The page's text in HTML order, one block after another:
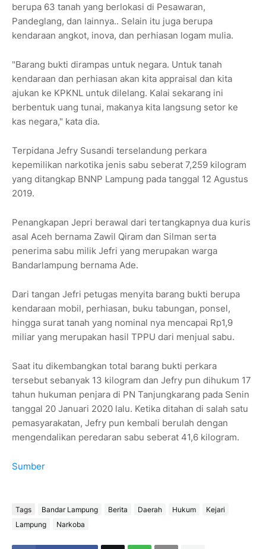
berupa 63 tanah yang berlokasi di Pesawaran,
Pandeglang, dan lainnya.. Selain itu juga berupa
kendaraan angkot, inova, dan perhiasan logam mulia.
"Barang bukti dirampas untuk negara. Untuk tanah
kendaraan dan perhiasan akan kita appraisal dan kita
ajukan ke KPKNL untuk dilelang. Kalai sekarang ini
berbentuk uang tunai, makanya kita langsung setor ke
kas negara," kata dia.
Terpidana Jefry Susandi terselandung perkara
kepemilikan narkotika jenis sabu seberat 7,259 kilogram
yang ditangkap BNNP Lampung pada tanggal 12 Agustus
2019.
Penangkapan Jepri berawal dari tertangkapnya dua kuris
asal Aceh bernama Zawil Qiram dan Silman serta
penerima sabu milik Jefri yang merupakan warga
Bandarlampung bernama Ade.
Dari tangan Jefri petugas menyita barang bukti berupa
kendaraan mobil, perhiasan, buku tabungan, ponsel,
hingga surat tanah yang nominal nya mencapai Rp1,9
miliar yang merupakan hasil TPPU dari menjual sabu.
Saat itu dikembangkan total barang bukti perkara
tersebut sebanyak 13 kilogram dan Jefry pun dihukum 17
tahun hukuman penjara di PN Tanjungkarang pada Senin
tanggal 20 Januari 2020 lalu. Ketika ditahan di salah satu
pemasyarakatan, Jefry pun kembali berulah dengan
mengendalikan peredaran sabu seberat 41,6 kilogram.
Sumber
Tags Bandar Lampung Berita Daerah Hukum
Kejari
Lampung
Narkoba